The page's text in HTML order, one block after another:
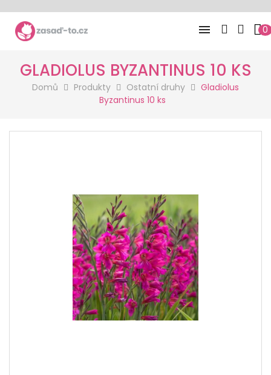
 0
GLADIOLUS BYZANTINUS 10 KS
Domů Produkty Ostatní druhy
Gladiolus
Byzantinus 10 ks